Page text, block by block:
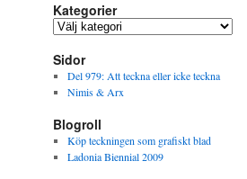
o
g
a
r
k
v
Kategorier
K
t
e
g
r
i
e
Sidor
Del 979: Att teckna eller icke teckna
Nimis & Arx
Blogroll
Köp teckningen som grafiskt blad
Ladonia Biennial 2009